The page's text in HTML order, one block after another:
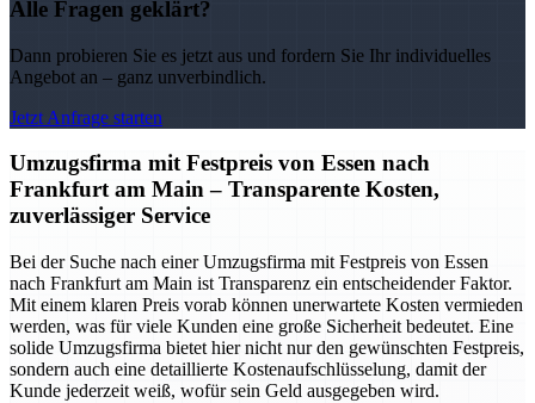
Alle Fragen geklärt?
Dann probieren Sie es jetzt aus und fordern Sie Ihr individuelles
Angebot an – ganz unverbindlich.
Jetzt Anfrage starten
Umzugsfirma mit Festpreis von Essen nach
Frankfurt am Main – Transparente Kosten,
zuverlässiger Service
Bei der Suche nach einer Umzugsfirma mit Festpreis von Essen
nach Frankfurt am Main ist Transparenz ein entscheidender Faktor.
Mit einem klaren Preis vorab können unerwartete Kosten vermieden
werden, was für viele Kunden eine große Sicherheit bedeutet. Eine
solide Umzugsfirma bietet hier nicht nur den gewünschten Festpreis,
sondern auch eine detaillierte Kostenaufschlüsselung, damit der
Kunde jederzeit weiß, wofür sein Geld ausgegeben wird.